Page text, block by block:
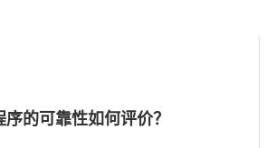
的可靠性如何评价？